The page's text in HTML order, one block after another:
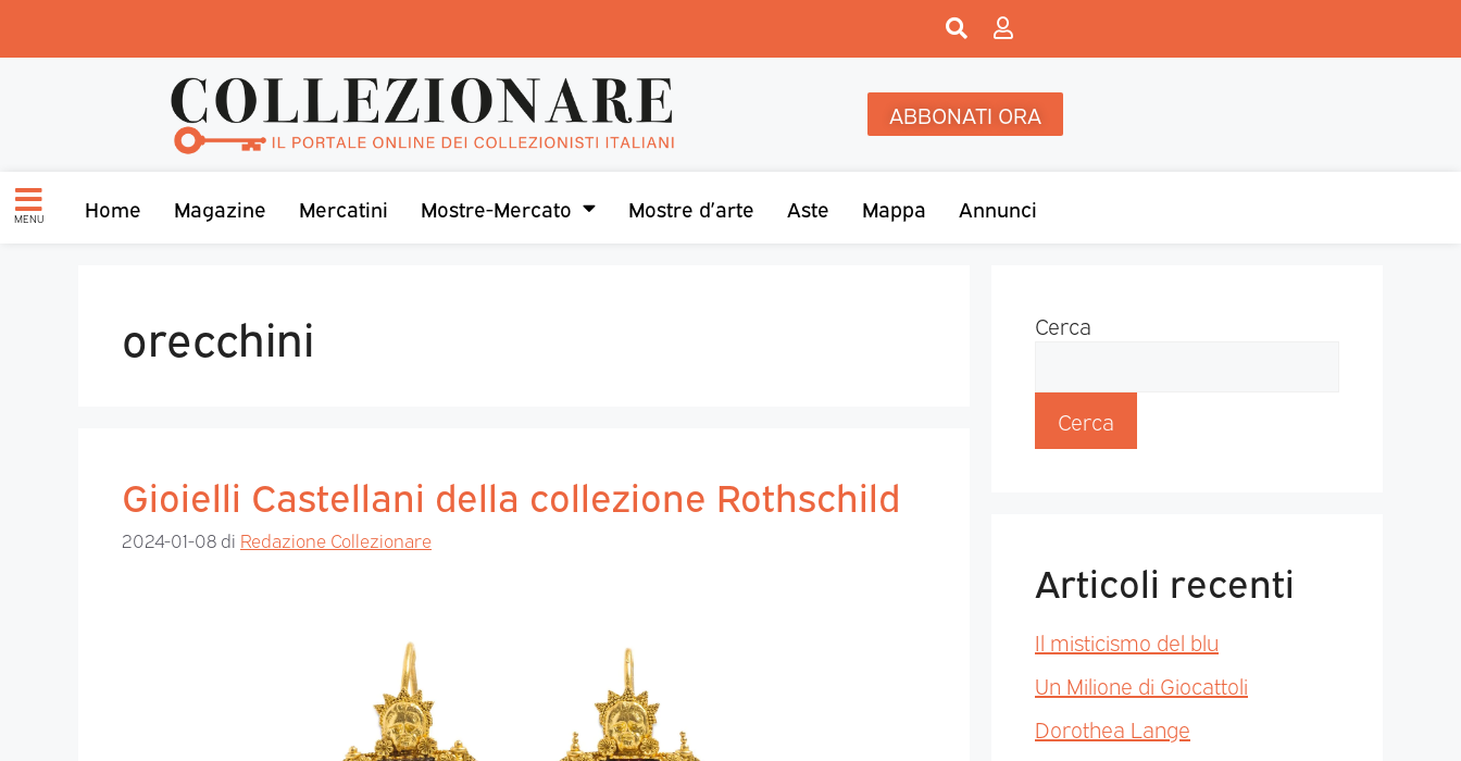
ABBONATI ORA
MENU Home Magazine Mercatini Mostre-Mercato Mostre d’arte Aste Mappa Annunci
orecchini
Gioielli Castellani della collezione Rothschild
2024-01-08 di Redazione Collezionare
Cerca
Cerca
Articoli recenti
Il misticismo del blu
Un Milione di Giocattoli
Dorothea Lange